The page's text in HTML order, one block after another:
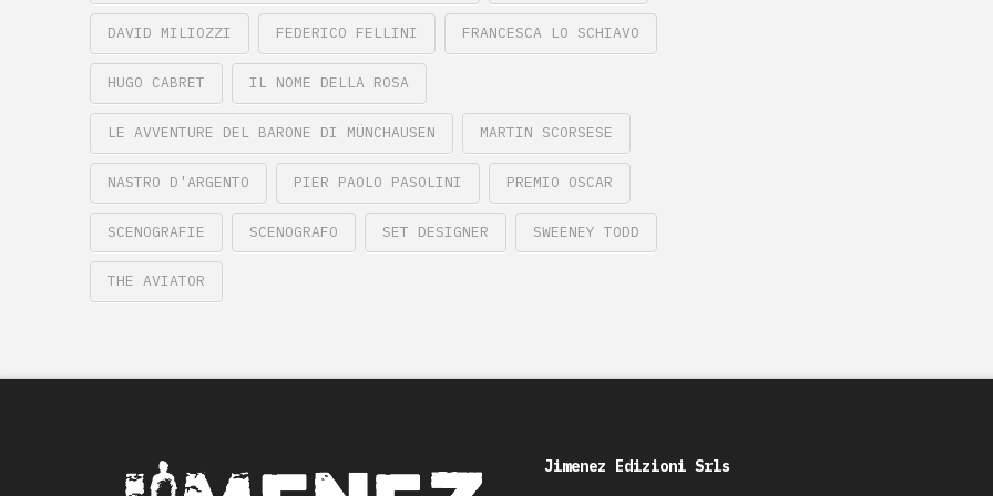
DAVID MILIOZZI FEDERICO FELLINI FRANCESCA LO SCHIAVO
HUGO CABRET IL NOME DELLA ROSA
LE AVVENTURE DEL BARONE DI MÜNCHAUSEN MARTIN SCORSESE
NASTRO D'ARGENTO PIER PAOLO PASOLINI PREMIO OSCAR
SCENOGRAFIE SCENOGRAFO SET DESIGNER SWEENEY TODD
THE AVIATOR
Jimenez Edizioni Srls